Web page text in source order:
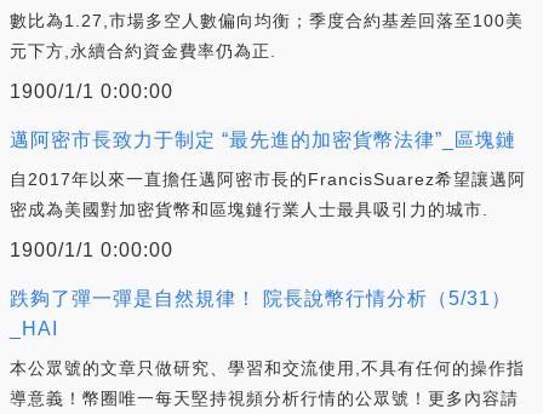
數比為1.27,市場多空人數偏向均衡；季度合約基差回落至100美
元下方,永續合約資金費率仍為正.
1900/1/1 0:00:00
邁阿密市長致力于制定 “最先進的加密貨幣法律”_區塊鏈
自2017年以來一直擔任邁阿密市長的FrancisSuarez希望讓邁阿
密成為美國對加密貨幣和區塊鏈行業人士最具吸引力的城市.
1900/1/1 0:00:00
跌夠了彈一彈是自然規律！ 院長說幣行情分析（5/31）
_HAI
本公眾號的文章只做研究、學習和交流使用,不具有任何的操作指
導意義！幣圈唯一每天堅持視頻分析行情的公眾號！更多內容請